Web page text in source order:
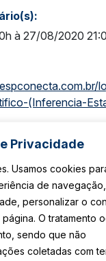
Privacidade
Usamos cookies
de
personalizar o
O tratamento
sendo que não
coletadas com
à 27/08/2020
(Inferencia-
Rua
De